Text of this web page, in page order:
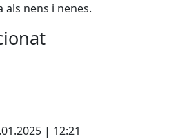
als nens i nenes.
| 12:21